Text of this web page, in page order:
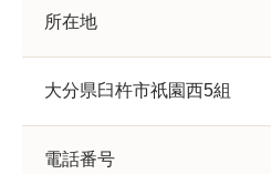
所在地
大分県臼杵市祇園西5組
電話番号